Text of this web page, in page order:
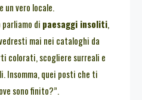
un vero locale.
parliamo di paesaggi insoliti,
mai nei cataloghi da
colorati, scogliere surreali e
Insomma, quei posti che ti
sono finito?”.